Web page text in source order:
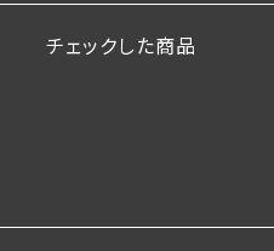
チェックした商品